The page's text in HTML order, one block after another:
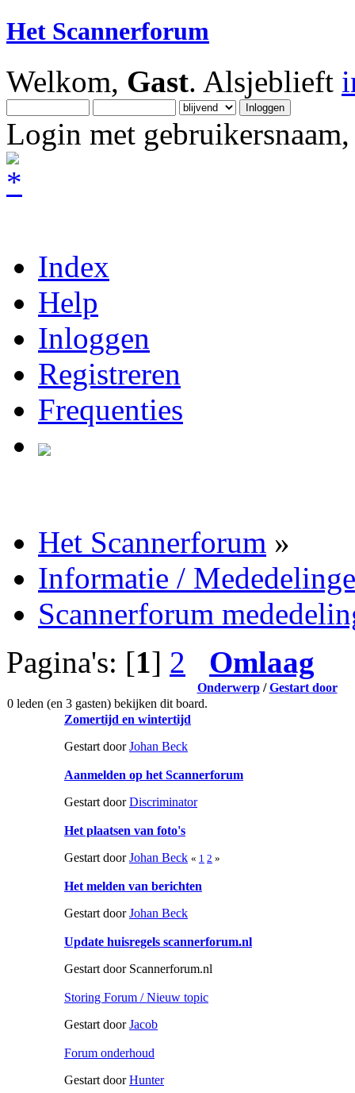
Het Scannerforum
Welkom, Gast. Alsjeblieft
Login met
Index
Help
Inloggen
Registreren
Frequenties
Het Scannerforum »
Informatie /
Scannerforum
Pagina's: [1] 2 Omlaag
Onderwerp/Gestart door
0 leden (en 3 gasten) bekijken dit board.
Zomertijd en wintertijd
Gestart doorJohan Beck
Aanmelden op het Scannerforum
Gestart doorDiscriminator
Het plaatsen van foto's
Gestart doorJohan Beck « 1 2 »
Het melden van berichten
Gestart doorJohan Beck
Update huisregels scannerforum.nl
Gestart door Scannerforum.nl
Storing Forum / Nieuw topic
Gestart doorJacob
Forum onderhoud
Gestart doorHunter